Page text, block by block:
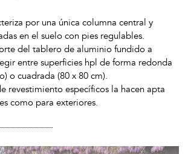
por una única columna central y
en el suelo con pies regulables.
del tablero de aluminio fundido a
entre superficies hpl de forma redonda
o cuadrada (80 x 80 cm).
revestimiento específicos la hacen apta
como para exteriores.